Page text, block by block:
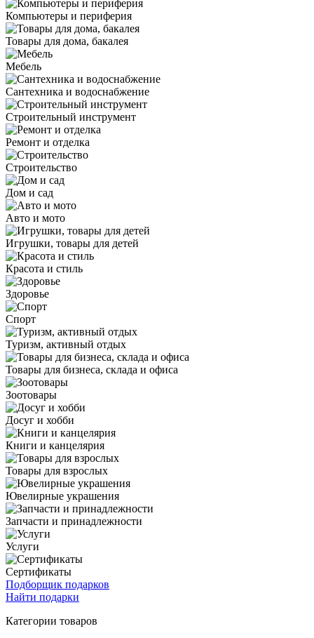
Компьютеры и периферия
Товары для дома, бакалея
Мебель
Сантехника и водоснабжение
Строительный инструмент
Ремонт и отделка
Строительство
Дом и сад
Авто и мото
Игрушки, товары для детей
Красота и стиль
Здоровье
Спорт
Туризм, активный отдых
Товары для бизнеса, склада и офиса
Зоотовары
Досуг и хобби
Книги и канцелярия
Товары для взрослых
Ювелирные украшения
Запчасти и принадлежности
Услуги
Сертификаты
Подборщик подарков
Найти подарки
Категории товаров